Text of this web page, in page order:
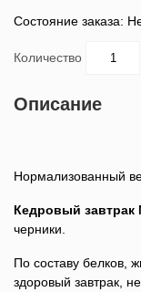
Состояние заказа:
Количество
Описание
Нормализованный
Кедровый завтрак
черники.
По составу белков,
здоровый завтрак,